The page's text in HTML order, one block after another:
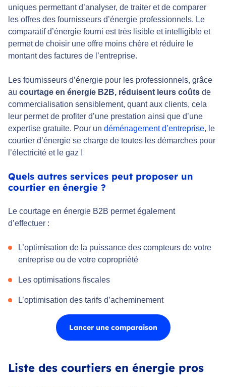
uniques permettant d’analyser, de traiter et de comparer
les offres des fournisseurs d’énergie professionnels. Le
comparatif d’énergie fourni est très lisible et intelligible et
permet de choisir une offre moins chère et réduire le
montant des factures de l’entreprise.
Les fournisseurs d’énergie pour les professionnels, grâce
au courtage en énergie B2B, réduisent leurs coûts de
commercialisation sensiblement, quant aux clients, cela
leur permet de profiter d’une prestation ainsi que d’une
expertise gratuite. Pour un déménagement d’entreprise, le
courtier d’énergie se charge de toutes les démarches pour
l’électricité et le gaz !
Quels autres services peut proposer un
courtier en énergie ?
Le courtage en énergie B2B permet également
d’effectuer :
L’optimisation de la puissance des compteurs de votre
entreprise ou de votre copropriété
Les optimisations fiscales
L’optimisation des tarifs d’acheminement
Lancer une comparaison
Liste des courtiers en énergie pros